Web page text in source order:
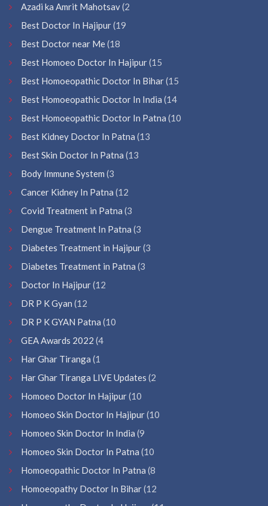
Azadi ka Amrit Mahotsav(2
Best Doctor In Hajipur(19
Best Doctor near Me(18
Best Homoeo Doctor In Hajipur(15
Best Homoeopathic Doctor In Bihar(15
Best Homoeopathic Doctor In India (14
Best Homoeopathic Doctor In Patna (10
Best Kidney Doctor In Patna (13
Best Skin Doctor In Patna (13
Body Immune System (3
Cancer Kidney In Patna (12
Covid Treatment in Patna (3
Dengue Treatment In Patna (3
Diabetes Treatment in Hajipur(3
Diabetes Treatment in Patna (3
Doctor In Hajipur(12
DR P K Gyan (12
DR P K GYAN Patna (10
GEA Awards 2022 (4
Har Ghar Tiranga (1
Har Ghar Tiranga LIVE Updates (2
Homoeo Doctor In Hajipur(10
Homoeo Skin Doctor In Hajipur(10
Homoeo Skin Doctor In India (9
Homoeo Skin Doctor In Patna (10
Homoeopathic Doctor In Patna (8
Homoeopathy Doctor In Bihar(12